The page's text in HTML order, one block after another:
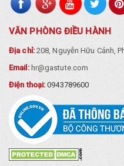
VĂN PHÒNG ĐIỀU HÀNH
Địa chỉ:208, Nguyễn Hữu Cảnh,
Email: hr@gastute.com
Điện thoại:0943789600